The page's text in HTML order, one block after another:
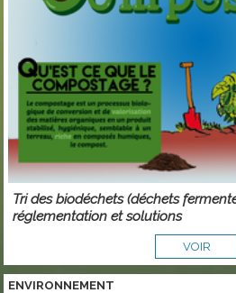
Tri des biodéchets (déchets
réglementation et solutions
VOIR
ENVIRONNEMENT